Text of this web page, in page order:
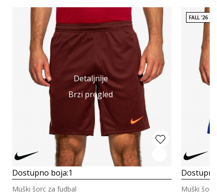
Detaljnije
Brzi pregled
Dostupno boja:1
Muški šorc za fudbal
FALL '26
Muški